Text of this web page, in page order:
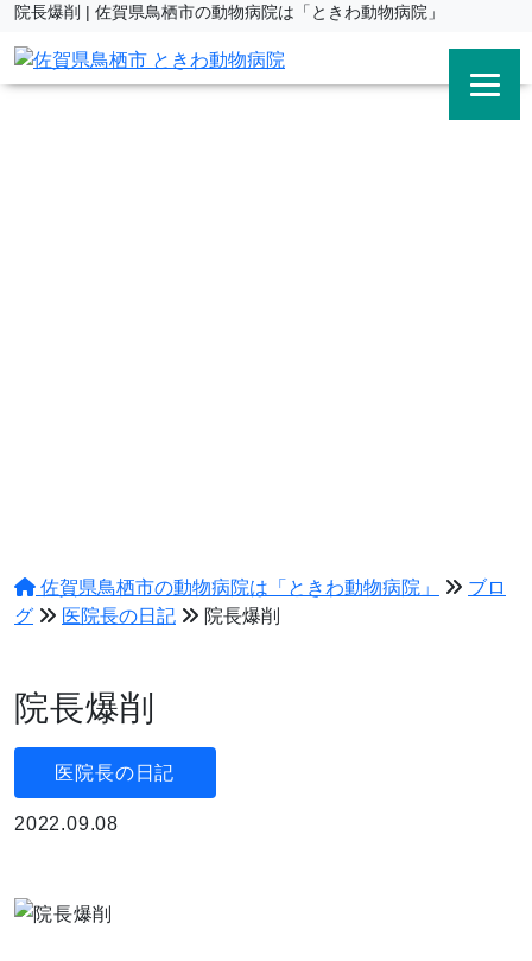
院長爆削 | 佐賀県鳥栖市の動物病院は「ときわ動物病院」
佐賀県鳥栖市の動物病院は「ときわ動物病院」
ブロ
グ
医院長の日記 院長爆削
院長爆削
医院長の日記
2022.09.08